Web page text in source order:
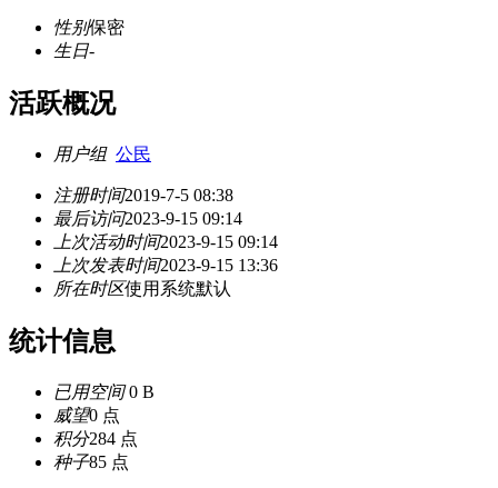
性别保密
生日-
活跃概况
用户组 公民
注册时间2019-7-5 08:38
最后访问2023-9-15 09:14
上次活动时间2023-9-15 09:14
上次发表时间2023-9-15 13:36
所在时区使用系统默认
统计信息
已用空间0 B
威望0 点
积分284 点
种子85 点